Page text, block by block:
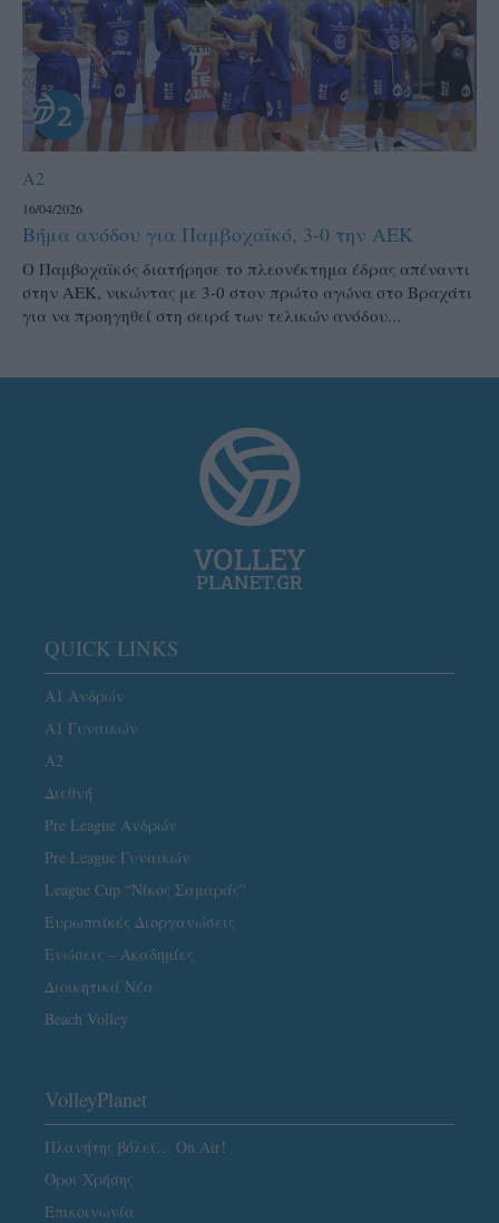
A2
16/04/2026
Βήμα ανόδου για Παμβοχαϊκό, 3-0 την ΑΕΚ
Ο Παμβοχαϊκός διατήρησε το πλεονέκτημα έδρας απέναντι
στην ΑΕΚ, νικώντας με 3-0 στον πρώτο αγώνα στο Βραχάτι
για να προηγηθεί στη σειρά των τελικών ανόδου...
QUICK LINKS
Α1 Ανδρών
Α1 Γυναικών
A2
Διεθνή
Pre League Ανδρών
Pre League Γυναικών
League Cup “Νίκος Σαμαράς”
Ευρωπαϊκές Διοργανώσεις
Ενώσεις – Ακαδημίες
Διοικητικά Νέα
Beach Volley
VolleyPlanet
Πλανήτης βόλεϊ… On Air!
Όροι Χρήσης
Επικοινωνία